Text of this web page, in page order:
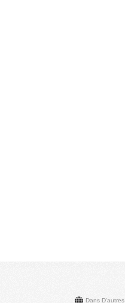
Dans D'autres